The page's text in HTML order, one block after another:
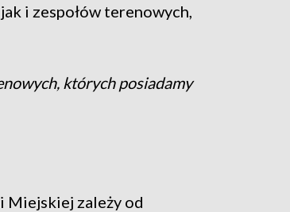
i zespołów terenowych,
których posiadamy
Miejskiej zależy od